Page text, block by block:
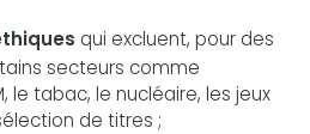
qui excluent, pour des
secteurs comme
le tabac, le nucléaire, les jeux
de titres ;